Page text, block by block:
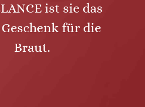
ist sie das
für die
Braut.